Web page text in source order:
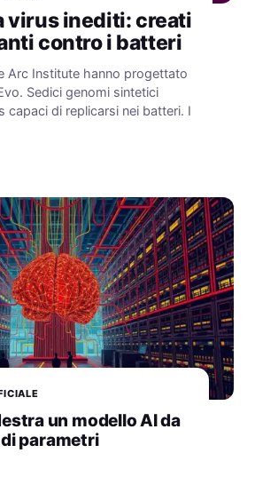
virus inediti: creati
contro i batteri
Arc Institute hanno progettato
Sedici genomi sintetici
capaci di replicarsi nei batteri. I
un modello AI da
parametri